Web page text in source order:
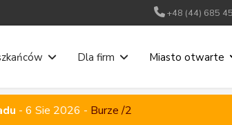
+48 (44) 685
Dla firm Miasto otwarte
- 6 Sie 2026 - Burze /2